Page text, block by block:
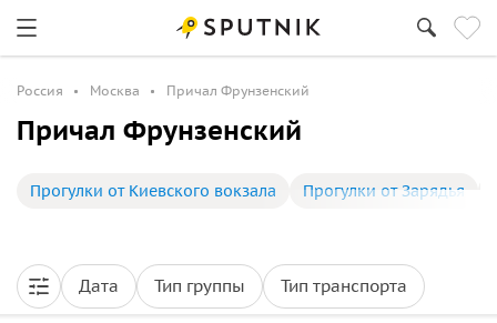
Россия Москва Причал Фрунзенский
Причал Фрунзенский
Прогулки от Киевского вокзала Прогулки от Зарядья
Дата Тип группы Тип транспорта